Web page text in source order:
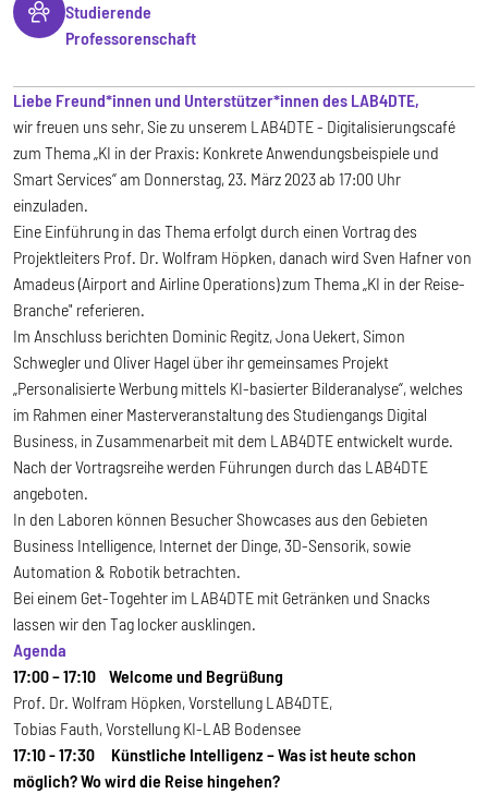
Studierende
Professorenschaft
Liebe Freund*innen und Unterstützer*innen des LAB4DTE,
wir freuen uns sehr, Sie zu unserem LAB4DTE - Digitalisierungscafé
zum Thema „KI in der Praxis: Konkrete Anwendungsbeispiele und
Smart Services“ am Donnerstag, 23. März 2023 ab 17:00 Uhr
einzuladen.
Eine Einführung in das Thema erfolgt durch einen Vortrag des
Projektleiters Prof. Dr. Wolfram Höpken, danach wird Sven Hafner von
Amadeus (Airport and Airline Operations) zum Thema „KI in der Reise-
Branche" referieren.
Im Anschluss berichten Dominic Regitz, Jona Uekert, Simon
Schwegler und Oliver Hagel über ihr gemeinsames Projekt
„Personalisierte Werbung mittels KI-basierter Bilderanalyse“, welches
im Rahmen einer Masterveranstaltung des Studiengangs Digital
Business, in Zusammenarbeit mit dem LAB4DTE entwickelt wurde.
Nach der Vortragsreihe werden Führungen durch das LAB4DTE
angeboten.
In den Laboren können Besucher Showcases aus den Gebieten
Business Intelligence, Internet der Dinge, 3D-Sensorik, sowie
Automation & Robotik betrachten.
Bei einem Get-Togehter im LAB4DTE mit Getränken und Snacks
lassen wir den Tag locker ausklingen.
Agenda
17:00 – 17:10 Welcome und Begrüßung
Prof. Dr. Wolfram Höpken, Vorstellung LAB4DTE,
Tobias Fauth, Vorstellung KI-LAB Bodensee
17:10 - 17:30 Künstliche Intelligenz – Was ist heute schon
möglich? Wo wird die Reise hingehen?